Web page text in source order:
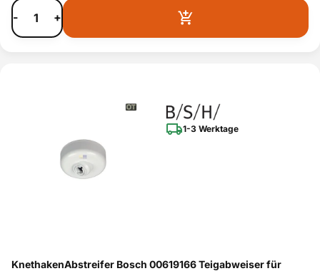
- +
1-3 Werktage
KnethakenAbstreifer Bosch 00619166 Teigabweiser für